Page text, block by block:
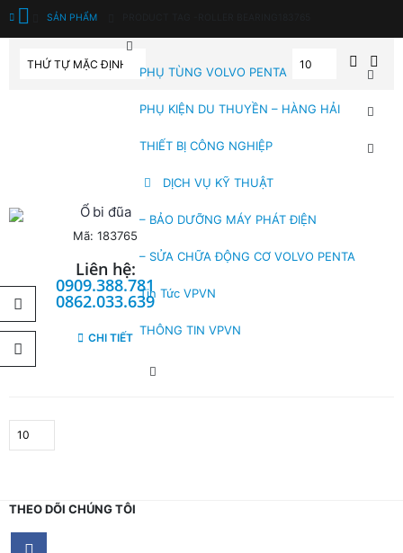
PHỤ TÙNG VOLVO PENTA
PHỤ KIỆN DU THUYỀN – HÀNG HẢI
THIẾT BỊ CÔNG NGHIỆP
DỊCH VỤ KỸ THUẬT
– BẢO DƯỠNG MÁY PHÁT ĐIỆN
– SỬA CHỮA ĐỘNG CƠ VOLVO PENTA
Tin Tức VPVN
THÔNG TIN VPVN
SẢN PHẨM
Ổ bi đũa
Mã: 183765
Liên hệ:
0909.388.781
0862.033.639
CHI TIẾT
THEO DÕI CHÚNG TÔI